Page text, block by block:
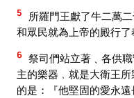
5
所羅門王獻了牛二萬
和眾民就為上帝的殿行了
6 祭司們站立著﹑各供
主的樂器﹐就是大衛王
的是：『他堅固的愛永